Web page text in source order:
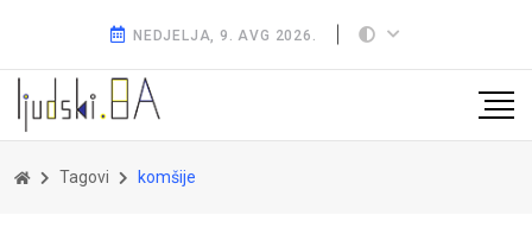
NEDJELJA, 9. AVG 2026.
Tagovi komšije